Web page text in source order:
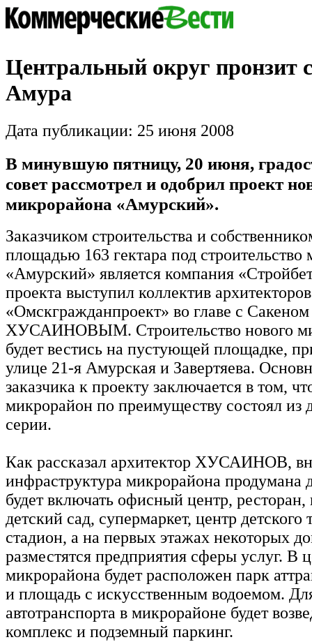
Центральный округ пронзит
Амура
Дата публикации: 25 июня 2008
В минувшую пятницу, 20 июня,
совет рассмотрел и одобрил проект
микрорайона «Амурский».
Заказчиком строительства и
площадью 163 гектара под строительство
«Амурский» является компания
проекта выступил коллектив
«Омскгражданпроект» во главе с Сакеном
ХУСАИНОВЫМ. Строительство нового
будет вестись на пустующей площадке,
улице 21-я Амурская и Завертяева.
заказчика к проекту заключается в том,
микрорайон по преимуществу состоял из
серии.
Как рассказал архитектор ХУСАИНОВ,
инфраструктура микрорайона продумана
будет включать офисный центр,
детский сад, супермаркет, центр детского
стадион, а на первых этажах некоторых
разместятся предприятия сферы услуг. В
микрорайона будет расположен парк
и площадь с искусственным водоемом.
автотранспорта в микрорайоне будет
комплекс и подземный паркинг.